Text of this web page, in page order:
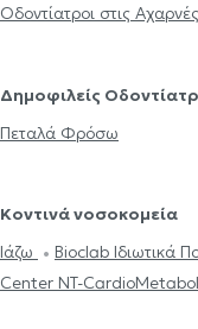
Οδοντίατροι στις Αχαρνές
Δημοφιλείς
Πεταλά Φρόσω
Κοντινά νοσοκομεία
Ιάζω
Bioclab Ιδιωτικά
Center NT-